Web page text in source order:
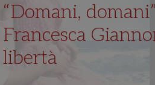
“Domani,
Francesca
libertà